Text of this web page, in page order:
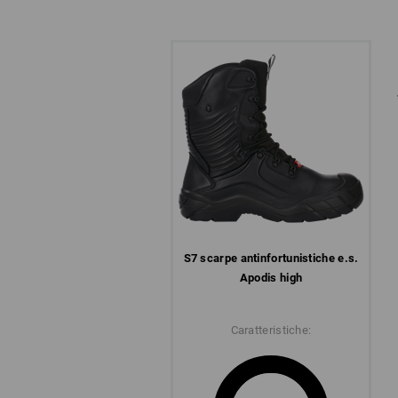
S7 scarpe antinfortunistiche e.s.
Apodis high
Caratteristiche: